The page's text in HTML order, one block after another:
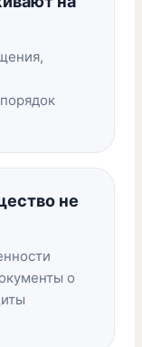
не
о